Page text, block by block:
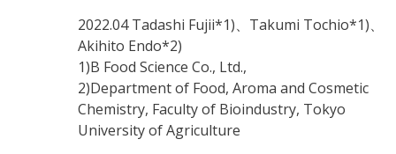
2022.04 Tadashi Fujii*1)、Takumi Tochio*1)、
Akihito Endo*2)
1)B Food Science Co., Ltd.,
2)Department of Food, Aroma and Cosmetic
Chemistry, Faculty of Bioindustry, Tokyo
University of Agriculture